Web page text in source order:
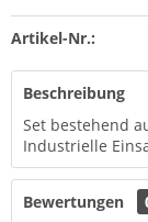
Artikel-Nr.:
Beschreibung
Set bestehend
Industrielle
Bewertungen